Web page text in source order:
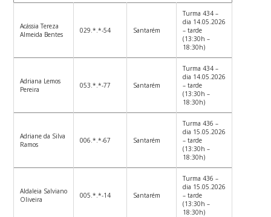
Acássia Tereza
Almeida Bentes
029.*.*-54 Santarém
Turma 434 –
dia 14.05.2026
– tarde
(13:30h –
18:30h)
Adriana Lemos
Pereira
053.*.*-77 Santarém
Turma 434 –
dia 14.05.2026
– tarde
(13:30h –
18:30h)
Adriane da Silva
Ramos
006.*.*-67 Santarém
Turma 436 –
dia 15.05.2026
– tarde
(13:30h –
18:30h)
Aldaleia Salviano
Oliveira
005.*.*-14 Santarém
Turma 436 –
dia 15.05.2026
– tarde
(13:30h –
18:30h)